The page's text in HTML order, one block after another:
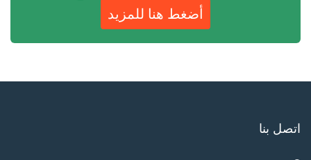
أضغط هنا للمزيد
اتصل بنا